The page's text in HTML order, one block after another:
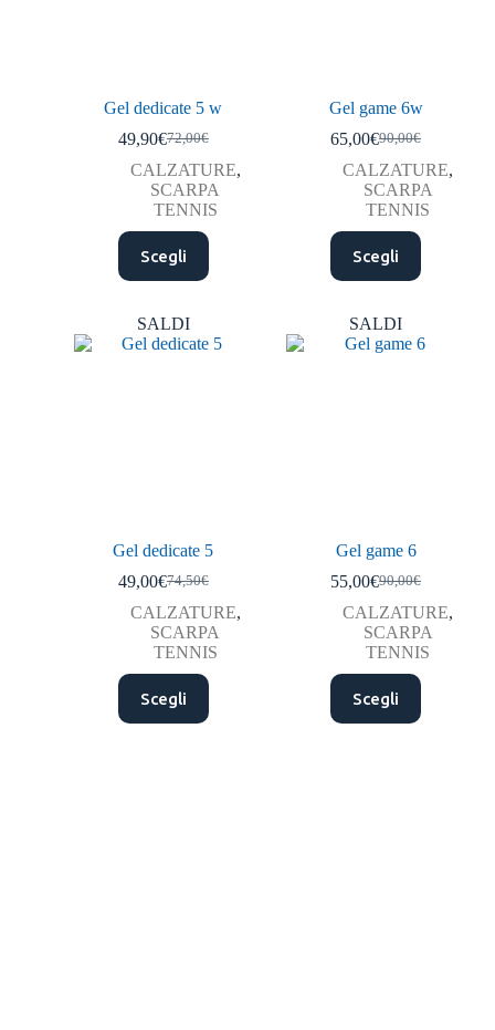
Gel dedicate 5 w
72,00€
49,90€
CALZATURE,
SCARPA
TENNIS
Scegli
Gel game 6w
90,00€
65,00€
CALZATURE,
SCARPA
TENNIS
Scegli
SALDI
Gel dedicate 5
74,50€
49,00€
CALZATURE,
SCARPA
TENNIS
Scegli
SALDI
Gel game 6
90,00€
55,00€
CALZATURE,
SCARPA
TENNIS
Scegli